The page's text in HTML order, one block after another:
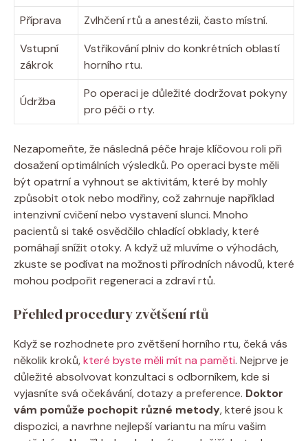
Příprava
Zvlhčení rtů a anestézii, často místní.
Vstupní
zákrok
Vstřikování plniv do konkrétních oblastí
horního rtu.
Údržba
Po operaci je důležité dodržovat pokyny
pro péči o rty.
Nezapomeňte, že následná péče hraje klíčovou roli při
dosažení optimálních výsledků. Po operaci byste měli
být opatrní a vyhnout se aktivitám, které by mohly
způsobit otok nebo modřiny, což zahrnuje například
intenzivní cvičení nebo vystavení slunci. Mnoho
pacientů si také osvědčilo chladící obklady, které
pomáhají snížit otoky. A když už mluvíme o výhodách,
zkuste se podívat na možnosti přírodních návodů, které
mohou podpořit regeneraci a zdraví rtů.
Přehled procedury zvětšení rtů
Když se rozhodnete pro zvětšení horního rtu, čeká vás
několik kroků,které byste měli mít na paměti. Nejprve je
důležité absolvovat konzultaci s odborníkem, kde si
vyjasníte svá očekávání, dotazy a preference. Doktor
vám pomůže pochopit různé metody, které jsou k
dispozici, a navrhne nejlepší variantu na míru vašim